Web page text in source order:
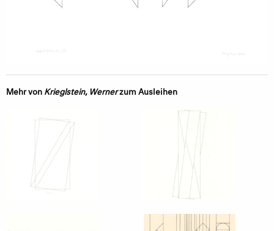
Mehr vonKrieglstein, Wernerzum Ausleihen